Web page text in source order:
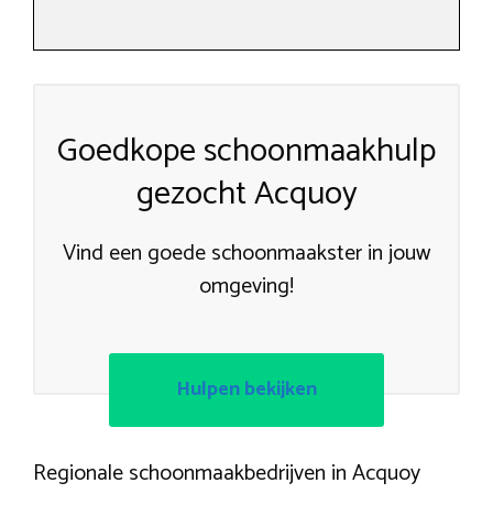
Goedkope schoonmaakhulp
gezocht Acquoy
Vind een goede schoonmaakster in jouw
omgeving!
Hulpen bekijken
Regionale schoonmaakbedrijven in Acquoy